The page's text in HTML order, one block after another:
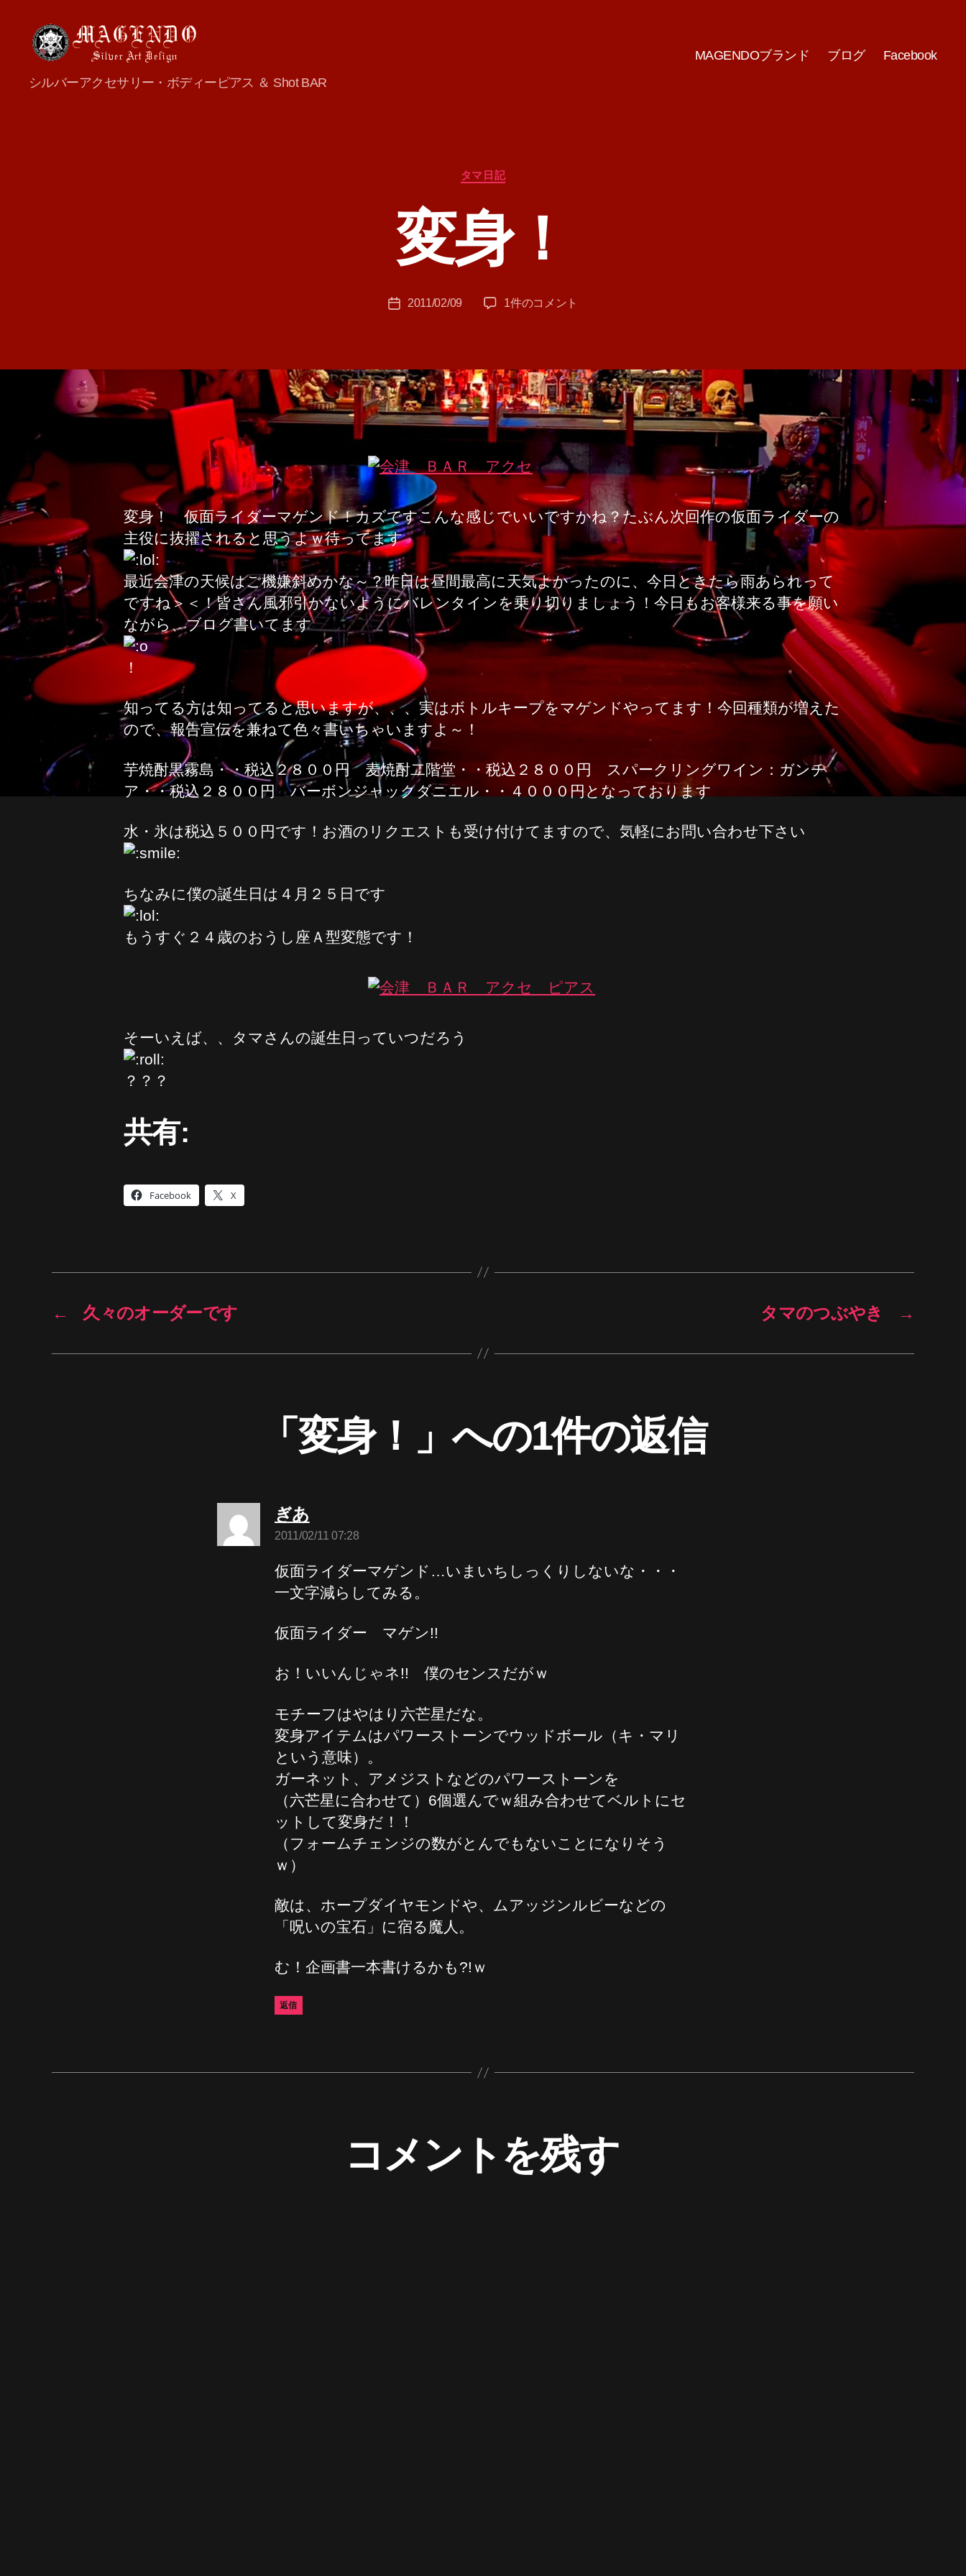
MAGENDO
JAPAN
シルバーアクセサリー・ボディーピアス ＆ Shot BAR
MAGENDOブランド ブログ Facebook
カ
テ
リ
ー
タマ日記
変身！
投
作
T
投
2011/02/09
変
1件のコメント
変身！ 仮面ライダーマゲンド！カズですこんな感じでいいですかね？たぶん次回作の仮面ライダーの
主役に抜擢されると思うよｗ待ってます
最近会津の天候はご機嫌斜めかな～？昨日は昼間最高に天気よかったのに、今日ときたら雨あられって
ですね＞＜！皆さん風邪引かないようにバレンタインを乗り切りましょう！今日もお客様来る事を願い
ながら、ブログ書いてます
！
知ってる方は知ってると思いますが、、、実はボトルキープをマゲンドやってます！今回種類が増えた
ので、報告宣伝を兼ねて色々書いちゃいますよ～！
芋焼酎黒霧島・・税込２８００円 麦焼酎二階堂・・税込２８００円 スパークリングワイン：ガンチ
ア・・税込２８００円 バーボンジャックダニエル・・４０００円となっております
水・氷は税込５００円です！お酒のリクエストも受け付けてますので、気軽にお問い合わせ下さい
ちなみに僕の誕生日は４月２５日です
もうすぐ２４歳のおうし座Ａ型変態です！
そーいえば、、タマさんの誕生日っていつだろう
？？？
共有:
Facebook X
← 久々のオーダーです →
タマのつぶやき
「変身！」への1件の返信
ぎあ
発
2011/02/11 07:28
仮面ライダーマゲンド…いまいちしっくりしないな・・・
一文字減らしてみる。
仮面ライダー マゲン!!
お！いいんじゃネ!! 僕のセンスだがｗ
モチーフはやはり六芒星だな。
変身アイテムはパワーストーンでウッドボール（キ・マリ
という意味）。
ガーネット、アメジストなどのパワーストーンを
（六芒星に合わせて）6個選んでｗ組み合わせてベルトにセ
ットして変身だ！！
（フォームチェンジの数がとんでもないことになりそう
ｗ）
敵は、ホープダイヤモンドや、ムアッジンルビーなどの
「呪いの宝石」に宿る魔人。
む！企画書一本書けるかも?!ｗ
返信
コメントを残す